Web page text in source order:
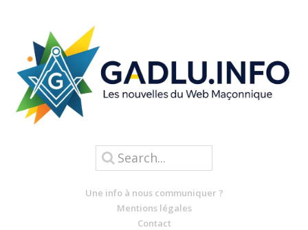
Une info à nous communiquer ?
Mentions légales
Contact